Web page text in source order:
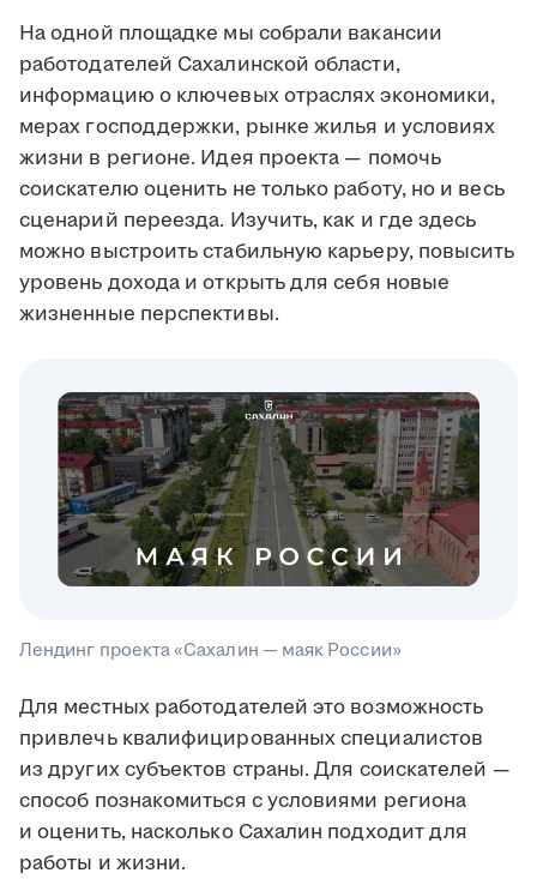
На одной площадке мы собрали вакансии
работодателей Сахалинской области,
информацию о ключевых отраслях экономики,
мерах господдержки, рынке жилья и условиях
жизни в регионе. Идея проекта — помочь
соискателю оценить не только работу, но и весь
сценарий переезда. Изучить, как и где здесь
можно выстроить стабильную карьеру, повысить
уровень дохода и открыть для себя новые
жизненные перспективы.
Лендинг проекта «Сахалин — маяк России»
Для местных работодателей это возможность
привлечь квалифицированных специалистов
из других субъектов страны. Для соискателей —
способ познакомиться с условиями региона
и оценить, насколько Сахалин подходит для
работы и жизни.